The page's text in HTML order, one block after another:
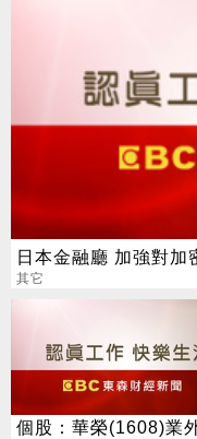
日本金融廳 加強對加
其它
個股：華榮(1608)業